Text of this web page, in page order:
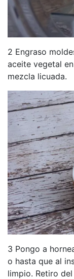
2 Engraso
aceite vegetal
mezcla licuada.
3 Pongo a
o hasta que al
limpio. Retiro